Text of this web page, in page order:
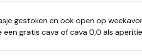
gratis cava of cava 0,0 als